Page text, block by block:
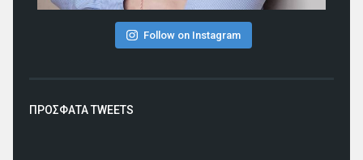
Follow on Instagram
ΠΡΟΣΦΑΤΑ TWEETS